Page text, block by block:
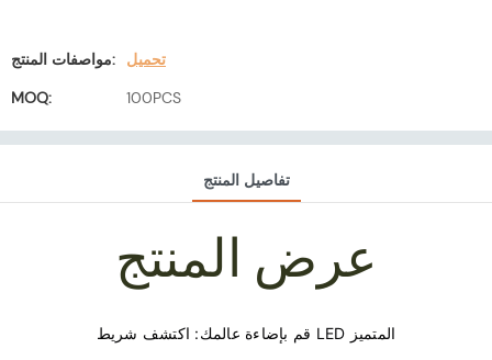
مواصفات المنتج:
تحميل
MOQ:
100PCS
تفاصيل المنتج
عرض المنتج